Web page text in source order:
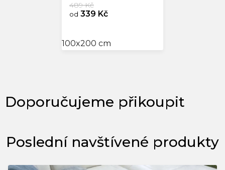
od 339 Kč
489 Kč
100x200 cm
Poslední navštívené produkty